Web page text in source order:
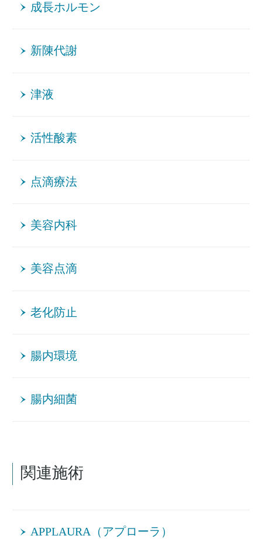
成長ホルモン
新陳代謝
津液
活性酸素
点滴療法
美容内科
美容点滴
老化防止
腸内環境
腸内細菌
関連施術
APPLAURA（アプローラ）